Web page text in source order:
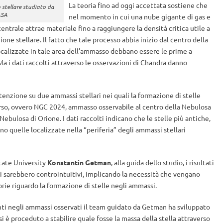
stellare studiato da
La teoria fino ad oggi accettata sostiene che
nel momento in cui una nube gigante di gas e
attrae materiale fino a raggiungere la densità critica utile a
stellare. Il fatto che tale processo abbia inizio dal centro della
in tale area dell’ammasso debbano essere le prime a
i dati raccolti attraverso le osservazioni di Chandra danno
su due ammassi stellari nei quali la formazione di stelle
ovvero NGC 2024, ammasso osservabile al centro della Nebulosa
di Orione. I dati raccolti indicano che le stelle più antiche,
quelle localizzate nella “periferia” degli ammassi stellari
University Konstantin Getman, alla guida dello studio, i risultati
controintuitivi, implicando la necessità che vengano
riguardo la formazione di stelle negli ammassi.
negli ammassi osservati il team guidato da Getman ha sviluppato
è proceduto a stabilire quale fosse la massa della stella attraverso